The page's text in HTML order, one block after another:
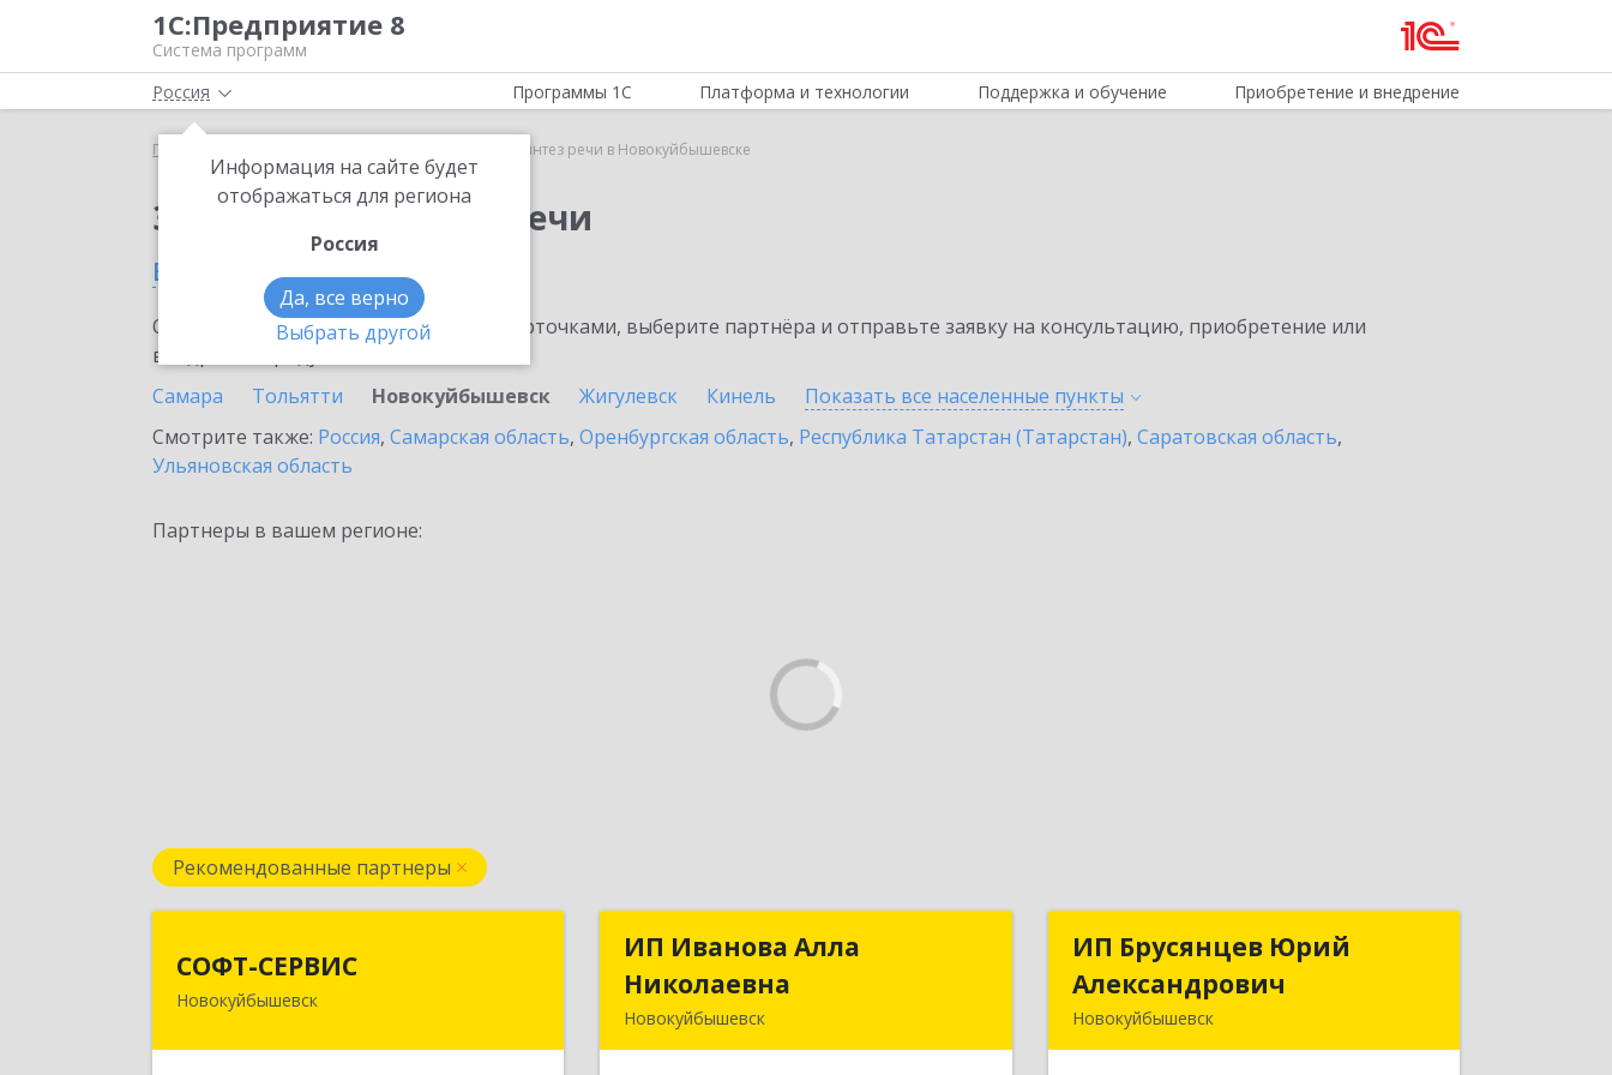
1С:Предприятие 8
Система программ
Россия
Информация на сайте будет
отображаться для региона
Россия
Да, все верно
Выбрать другой
Программы 1С Платформа и технологии Поддержка и обучение Приобретение и внедрение
Главная 1С:Синтез речи в Новокуйбышевске
Заказать 1С:Синтез речи
в Новокуйбышевске
Ознакомьтесь с информационными карточками, выберите партнёра и отправьте заявку на консультацию, приобретение или
внедрение продукта.
Самара
Тольятти Новокуйбышевск Жигулевск Кинель Показать все населенные пункты
Смотрите также: Россия, Самарская область, Оренбургская область, Республика Татарстан (Татарстан), Саратовская область,
Ульяновская область
Партнеры в вашем регионе:
Рекомендованные партнеры
СОФТ-СЕРВИС
Новокуйбышевск
ИП Иванова Алла
Николаевна
Новокуйбышевск
ИП Иванова Алла
ИП Брусянцев Юрий
Александрович
Новокуйбышевск
ИП Брусянцев Юрий
Александрович